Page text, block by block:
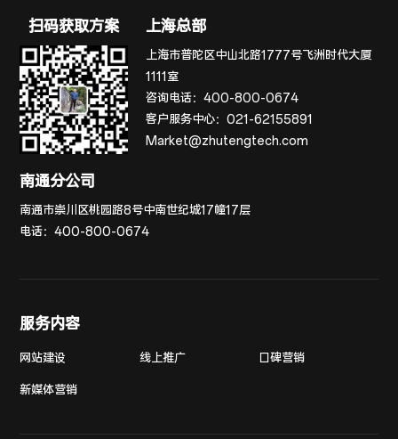
扫码获取方案 上海总部
上海市普陀区中山北路1777号飞洲时代大厦
1111室
咨询电话：400-800-0674
客户服务中心：021-62155891
Market@zhutengtech.com
南通分公司
南通市崇川区桃园路8号中南世纪城17幢17层
电话：400-800-0674
服务内容
网站建设 线上推广 口碑营销
新媒体营销